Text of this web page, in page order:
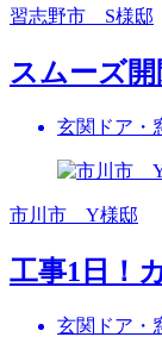
習志野市 S様邸
スムーズ
玄関ドア・
市川市 Y様邸
工事1日！
玄関ドア・